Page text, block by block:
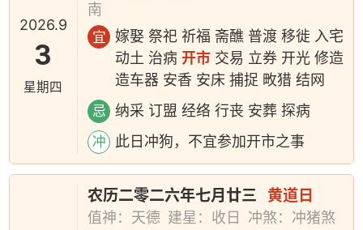
2026.9
3
星期四
南
宜
嫁娶 祭祀 祈福 斋醮 普渡 移徙 入宅
动土 治病开市 交易 立券 开光 修造
造车器 安香 安床 捕捉 畋猎 结网
忌 纳采 订盟 经络 行丧 安葬 探病
冲 此日冲狗，不宜参加开市之事
农历二零二六年七月廿三 黄道日
值神：天德 建星：收日
冲煞：冲猪煞